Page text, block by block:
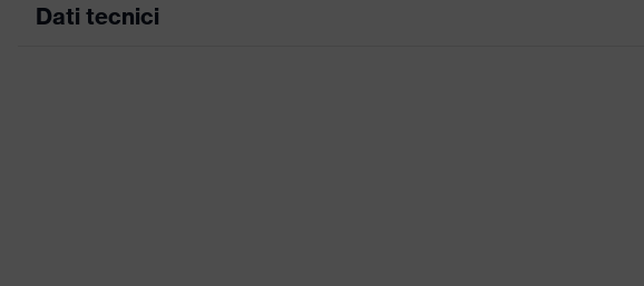
Dati tecnici